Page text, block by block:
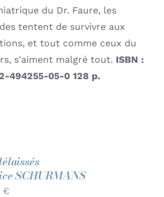
du Dr. Faure, les
tentent de survivre aux
et tout comme ceux du
s'aiment malgré tout. ISBN :
494255-05-0128 p.
SCHURMANS
€